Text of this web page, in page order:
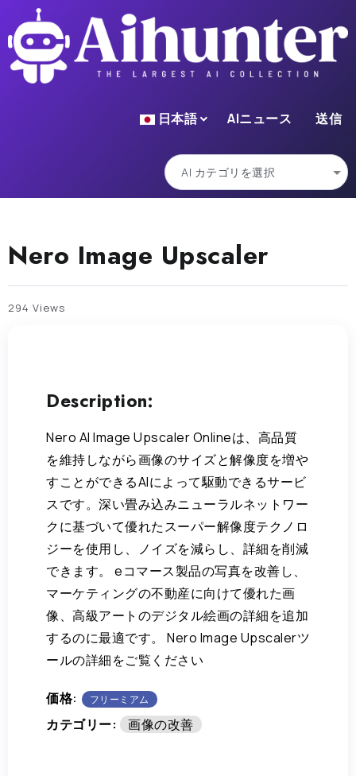
日本語 AIニュース 送信
Nero Image Upscaler
294 Views
Description:
Nero AI Image Upscaler Onlineは、高品質
を維持しながら画像のサイズと解像度を増や
すことができるAIによって駆動できるサービ
スです。深い畳み込みニューラルネットワー
クに基づいて優れたスーパー解像度テクノロ
ジーを使用し、ノイズを減らし、詳細を削減
できます。 eコマース製品の写真を改善し、
マーケティングの不動産に向けて優れた画
像、高級アートのデジタル絵画の詳細を追加
するのに最適です。 Nero Image Upscalerツ
ールの詳細をご覧ください
価格: フリーミアム
カテゴリー: 画像の改善